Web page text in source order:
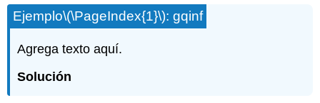
Ejemplo\(\PageIndex{1}\): gqinf
Agrega texto aquí.
Solución